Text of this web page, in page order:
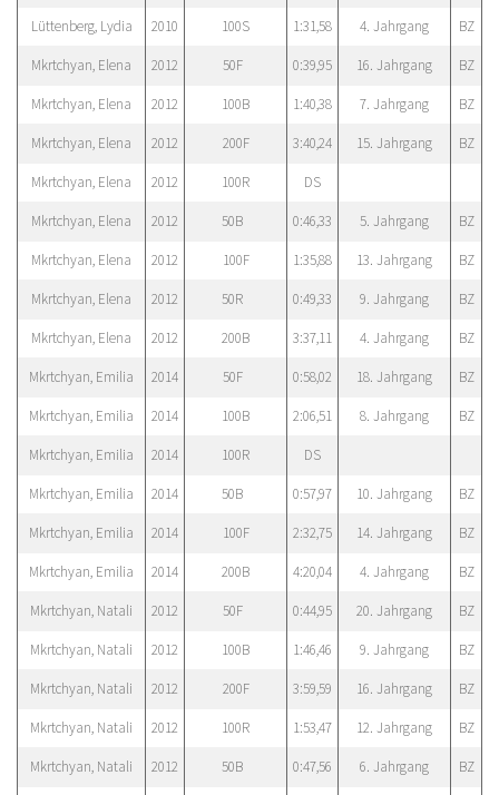
Lüttenberg, Lydia 2010 100S 1:31,58 4. Jahrgang BZ
Mkrtchyan, Elena 2012 50F 0:39,95 16. Jahrgang BZ
Mkrtchyan, Elena 2012 100B 1:40,38 7. Jahrgang BZ
Mkrtchyan, Elena 2012 200F 3:40,24 15. Jahrgang BZ
Mkrtchyan, Elena 2012 100R DS
Mkrtchyan, Elena 2012 50B 0:46,33 5. Jahrgang BZ
Mkrtchyan, Elena 2012 100F 1:35,88 13. Jahrgang BZ
Mkrtchyan, Elena 2012 50R 0:49,33 9. Jahrgang BZ
Mkrtchyan, Elena 2012 200B 3:37,11 4. Jahrgang BZ
Mkrtchyan, Emilia 2014 50F 0:58,02 18. Jahrgang BZ
Mkrtchyan, Emilia 2014 100B 2:06,51 8. Jahrgang BZ
Mkrtchyan, Emilia 2014 100R DS
Mkrtchyan, Emilia 2014 50B 0:57,97 10. Jahrgang BZ
Mkrtchyan, Emilia 2014 100F 2:32,75 14. Jahrgang BZ
Mkrtchyan, Emilia 2014 200B 4:20,04 4. Jahrgang BZ
Mkrtchyan, Natali 2012 50F 0:44,95 20. Jahrgang BZ
Mkrtchyan, Natali 2012 100B 1:46,46 9. Jahrgang BZ
Mkrtchyan, Natali 2012 200F 3:59,59 16. Jahrgang BZ
Mkrtchyan, Natali 2012 100R 1:53,47 12. Jahrgang BZ
Mkrtchyan, Natali 2012 50B 0:47,56 6. Jahrgang BZ